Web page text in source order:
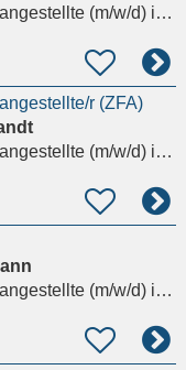
(m/w/d)in Schwerin
r (ZFA)
(m/w/d)in Schwerin
(m/w/d)in Hamburg